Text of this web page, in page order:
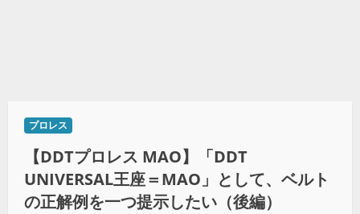
プロレス
【DDTプロレス MAO】「DDT
UNIVERSAL王座＝MAO」として、ベルト
の正解例を一つ提示したい（後編）